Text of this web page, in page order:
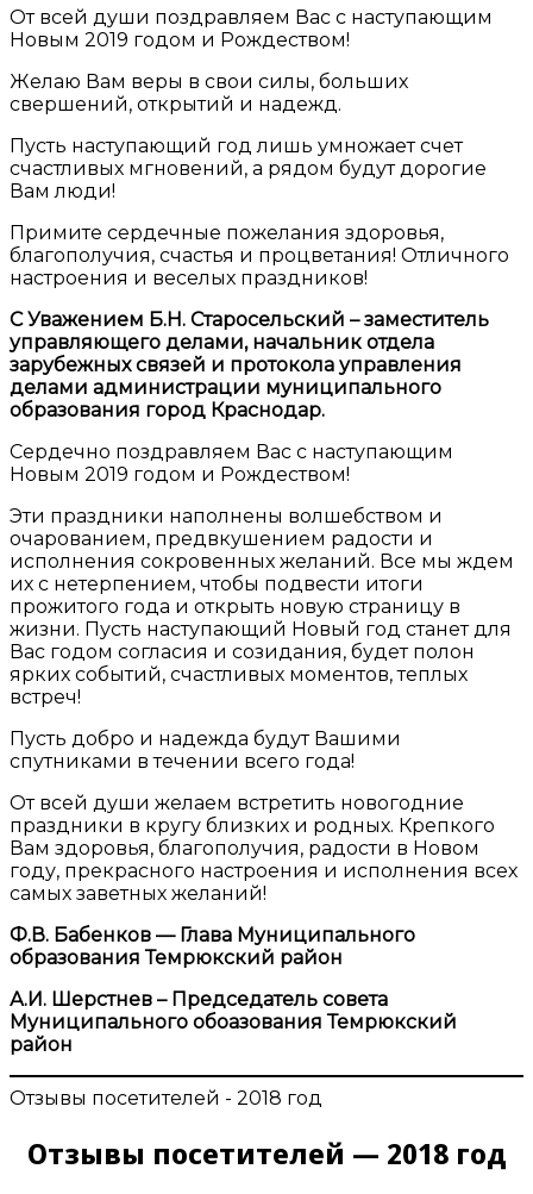
От всей души поздравляем Вас с наступающим
Новым 2019 годом и Рождеством!
Желаю Вам веры в свои силы, больших
свершений, открытий и надежд.
Пусть наступающий год лишь умножает счет
счастливых мгновений, а рядом будут дорогие
Вам люди!
Примите сердечные пожелания здоровья,
благополучия, счастья и процветания! Отличного
настроения и веселых праздников!
С Уважением Б.Н. Старосельский – заместитель
управляющего делами, начальник отдела
зарубежных связей и протокола управления
делами администрации муниципального
образования город Краснодар.
Сердечно поздравляем Вас с наступающим
Новым 2019 годом и Рождеством!
Эти праздники наполнены волшебством и
очарованием, предвкушением радости и
исполнения сокровенных желаний. Все мы ждем
их с нетерпением, чтобы подвести итоги
прожитого года и открыть новую страницу в
жизни. Пусть наступающий Новый год станет для
Вас годом согласия и созидания, будет полон
ярких событий, счастливых моментов, теплых
встреч!
Пусть добро и надежда будут Вашими
спутниками в течении всего года!
От всей души желаем встретить новогодние
праздники в кругу близких и родных. Крепкого
Вам здоровья, благополучия, радости в Новом
году, прекрасного настроения и исполнения всех
самых заветных желаний!
Ф.В. Бабенков — Глава Муниципального
образования Темрюкский район
А.И. Шерстнев – Председатель совета
Муниципального обоазования Темрюкский
район
Отзывы посетителей - 2018 год
Отзывы посетителей — 2018 год